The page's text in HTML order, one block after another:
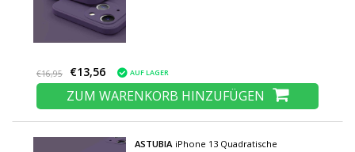
€16,95 €13,56 AUF LAGER
ZUM WARENKORB HINZUFÜGEN
ASTUBIA iPhone 13 Quadratische